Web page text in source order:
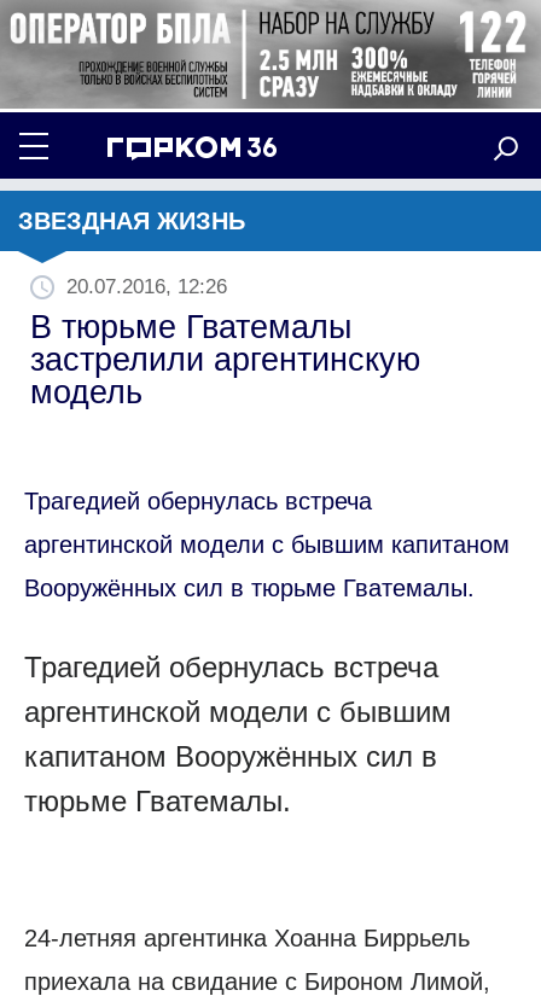
ЗВЕЗДНАЯ ЖИЗНЬ
20.07.2016, 12:26
В тюрьме Гватемалы
застрелили аргентинскую
модель
Трагедией обернулась встреча
аргентинской модели с бывшим капитаном
Вооружённых сил в тюрьме Гватемалы.
Трагедией обернулась встреча
аргентинской модели с бывшим
капитаном Вооружённых сил в
тюрьме Гватемалы.
24-летняя аргентинка Хоанна Биррьель
приехала на свидание с Бироном Лимой,